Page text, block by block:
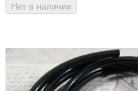
Нет в наличии